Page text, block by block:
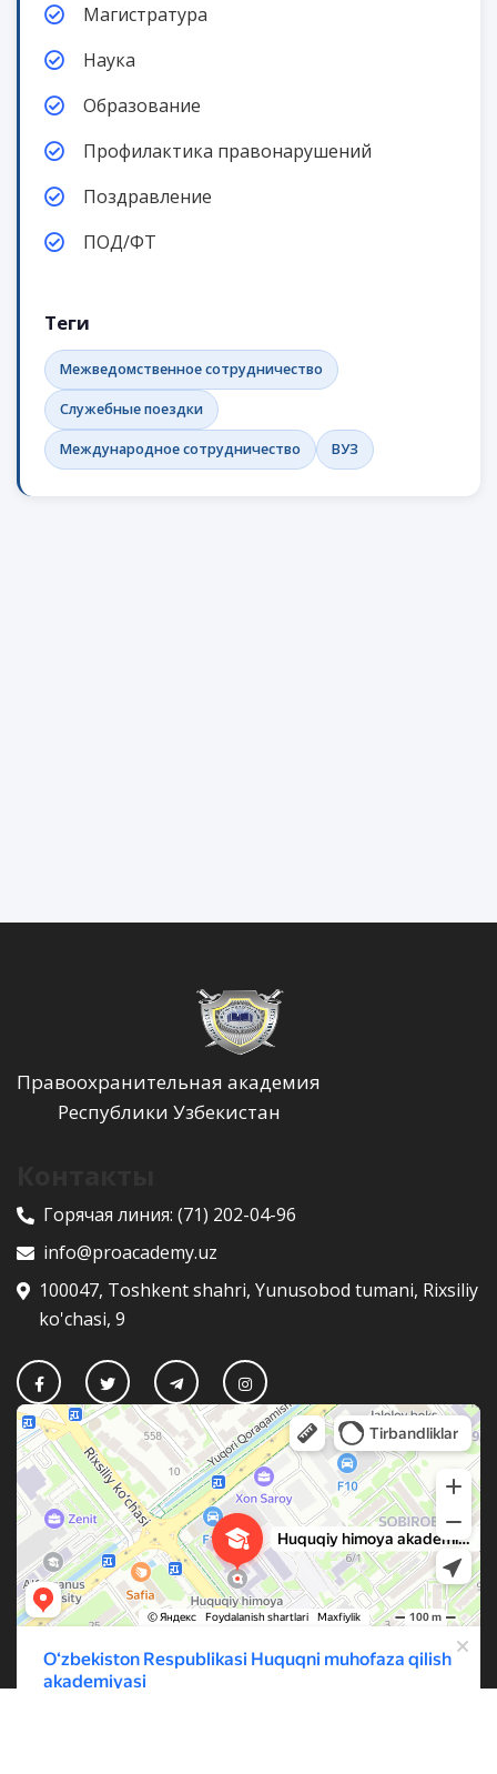
Магистратура
Наука
Образование
Профилактика правонарушений
Поздравление
ПОД/ФТ
Теги
Межведомственное сотрудничество
Служебные поездки
Международное сотрудничество ВУЗ
Правоохранительная академия
Республики Узбекистан
Горячая линия: (71) 202-04-96
info@proacademy.uz
100047, Toshkent shahri, Yunusobod tumani, Rixsiliy
ko'chasi, 9